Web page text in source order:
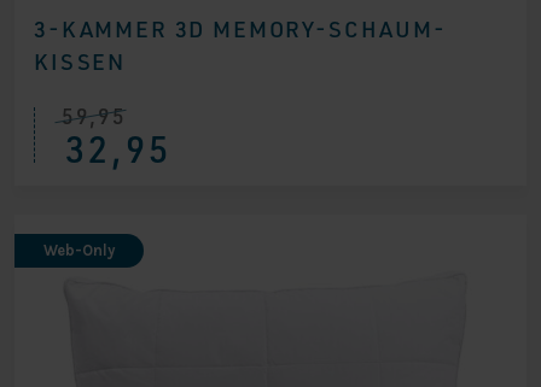
3-KAMMER 3D MEMORY-SCHAUM-
KISSEN
59,95
Ursprünglicher
Preis
war:
32,95
Aktueller
Preis
ist:
Web-Only